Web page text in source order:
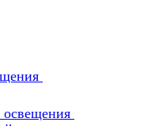
освещения